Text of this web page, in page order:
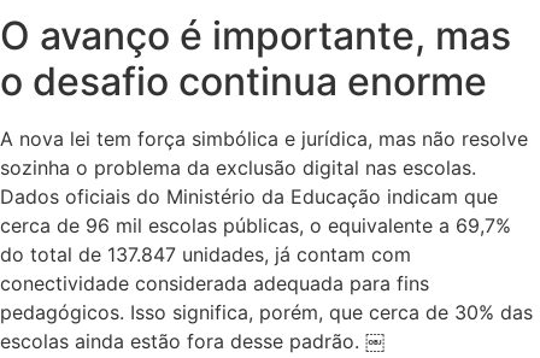
O avanço é importante, mas
o desafio continua enorme
A nova lei tem força simbólica e jurídica, mas não resolve
sozinha o problema da exclusão digital nas escolas.
Dados oficiais do Ministério da Educação indicam que
cerca de 96 mil escolas públicas, o equivalente a 69,7%
do total de 137.847 unidades, já contam com
conectividade considerada adequada para fins
pedagógicos. Isso significa, porém, que cerca de 30% das
escolas ainda estão fora desse padrão. ￼